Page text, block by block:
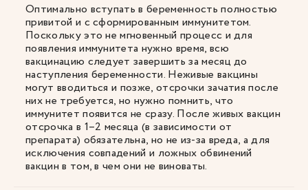
Оптимально вступать в беременность полностью
привитой и с сформированным иммунитетом.
Поскольку это не мгновенный процесс и для
появления иммунитета нужно время, всю
вакцинацию следует завершить за месяц до
наступления беременности. Неживые вакцины
могут вводиться и позже, отсрочки зачатия после
них не требуется, но нужно помнить, что
иммунитет появится не сразу. После живых вакцин
отсрочка в 1–2 месяца (в зависимости от
препарата) обязательна, но не из-за вреда, а для
исключения совпадений и ложных обвинений
вакцин в том, в чем они не виноваты.